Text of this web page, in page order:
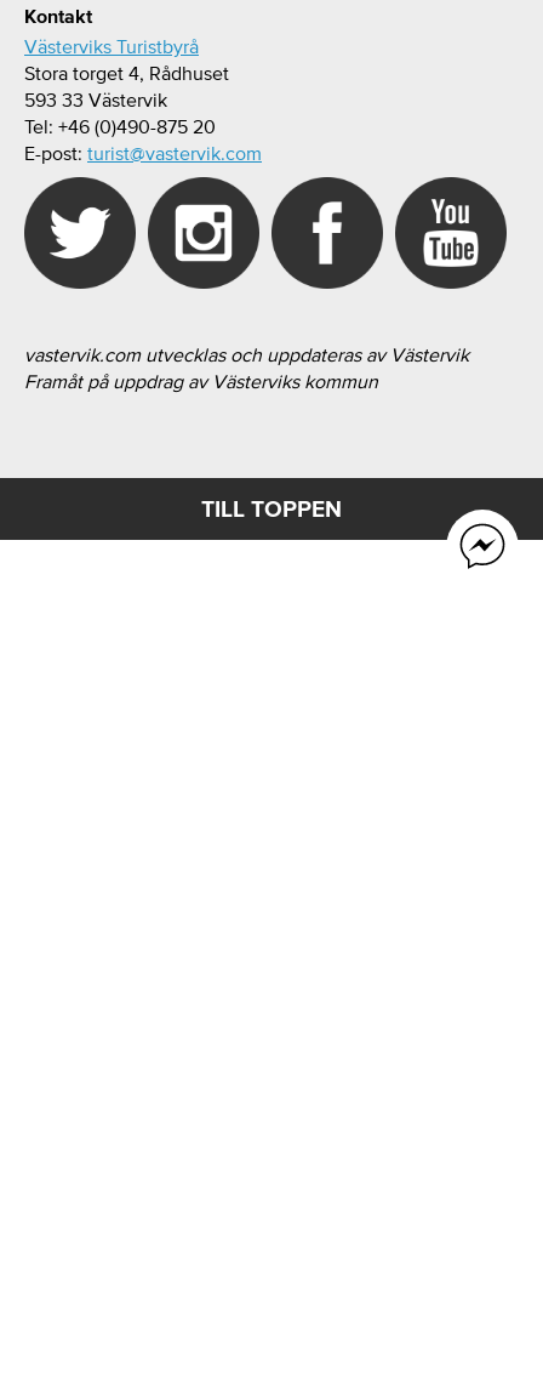
Kontakt
Västerviks Turistbyrå
Stora torget 4, Rådhuset
593 33 Västervik
Tel: +46 (0)490-875 20
E-post: turist@vastervik.com
vastervik.com utvecklas och uppdateras av Västervik
Framåt på uppdrag av Västerviks kommun
TILL TOPPEN